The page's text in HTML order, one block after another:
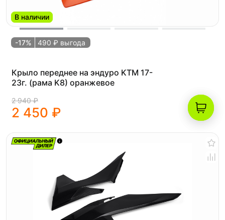
В наличии
-17% 490 ₽ выгода
Крыло переднее на эндуро KTM 17-
23г. (рама K8) оранжевое
2 940 ₽
2 450 ₽